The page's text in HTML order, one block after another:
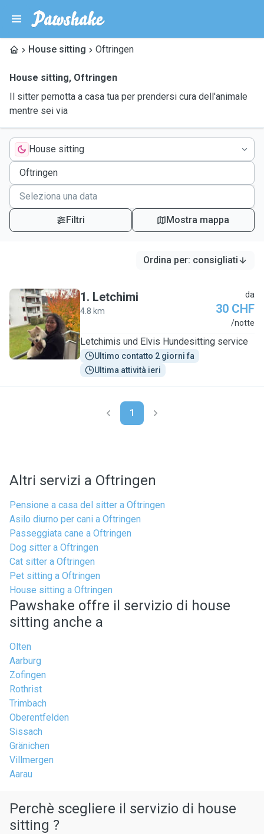
House sitting Oftringen
House sitting, Oftringen
Il sitter pernotta a casa tua per prendersi cura dell'animale
mentre sei via
House sitting
Filtri Mostra mappa
Ordina per: consigliati
L
1. Letchimi
4.8 km
da
30 CHF
/notte
Letchimis und Elvis Hundesitting service
Ultimo contatto 2 giorni fa
Ultima attività ieri
1
Altri servizi a Oftringen
Pensione a casa del sitter a Oftringen
Asilo diurno per cani a Oftringen
Passeggiata cane a Oftringen
Dog sitter a Oftringen
Cat sitter a Oftringen
Pet sitting a Oftringen
House sitting a Oftringen
Pawshake offre il servizio di house
sitting anche a
Olten
Aarburg
Zofingen
Rothrist
Trimbach
Oberentfelden
Sissach
Gränichen
Villmergen
Aarau
Perchè scegliere il servizio di house
sitting ?